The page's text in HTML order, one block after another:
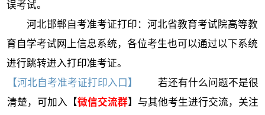
误考试。
河北邯郸自考准考证打印：河北省教育考试院高等教
育自学考试网上信息系统，各位考生也可以通过以下系统
进行跳转进入打印准考证。
【河北自考准考证打印入口】
若还有什么问题不是很
清楚，可加入【微信交流群】与其他考生进行交流，关注